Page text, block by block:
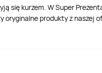
się kurzem. W Super
oryginalne produkty z